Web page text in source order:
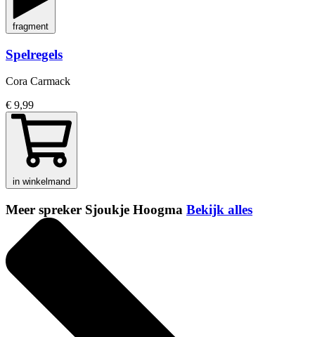
fragment
Spelregels
Cora Carmack
€ 9,99
in winkelmand
Meer spreker Sjoukje Hoogma Bekijk alles